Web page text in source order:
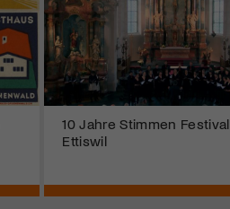
10 Jahre Stimmen Festival
Ettiswil